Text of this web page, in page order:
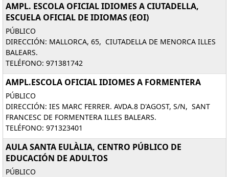
AMPL. ESCOLA OFICIAL IDIOMES A CIUTADELLA,
ESCUELA OFICIAL DE IDIOMAS (EOI)
PÚBLICO
DIRECCIÓN: MALLORCA, 65, CIUTADELLA DE MENORCA ILLES
BALEARS.
TELÉFONO: 971381742
AMPL.ESCOLA OFICIAL IDIOMES A FORMENTERA
PÚBLICO
DIRECCIÓN: IES MARC FERRER. AVDA.8 D'AGOST, S/N, SANT
FRANCESC DE FORMENTERA ILLES BALEARS.
TELÉFONO: 971323401
AULA SANTA EULÀLIA, CENTRO PÚBLICO DE
EDUCACIÓN DE ADULTOS
PÚBLICO